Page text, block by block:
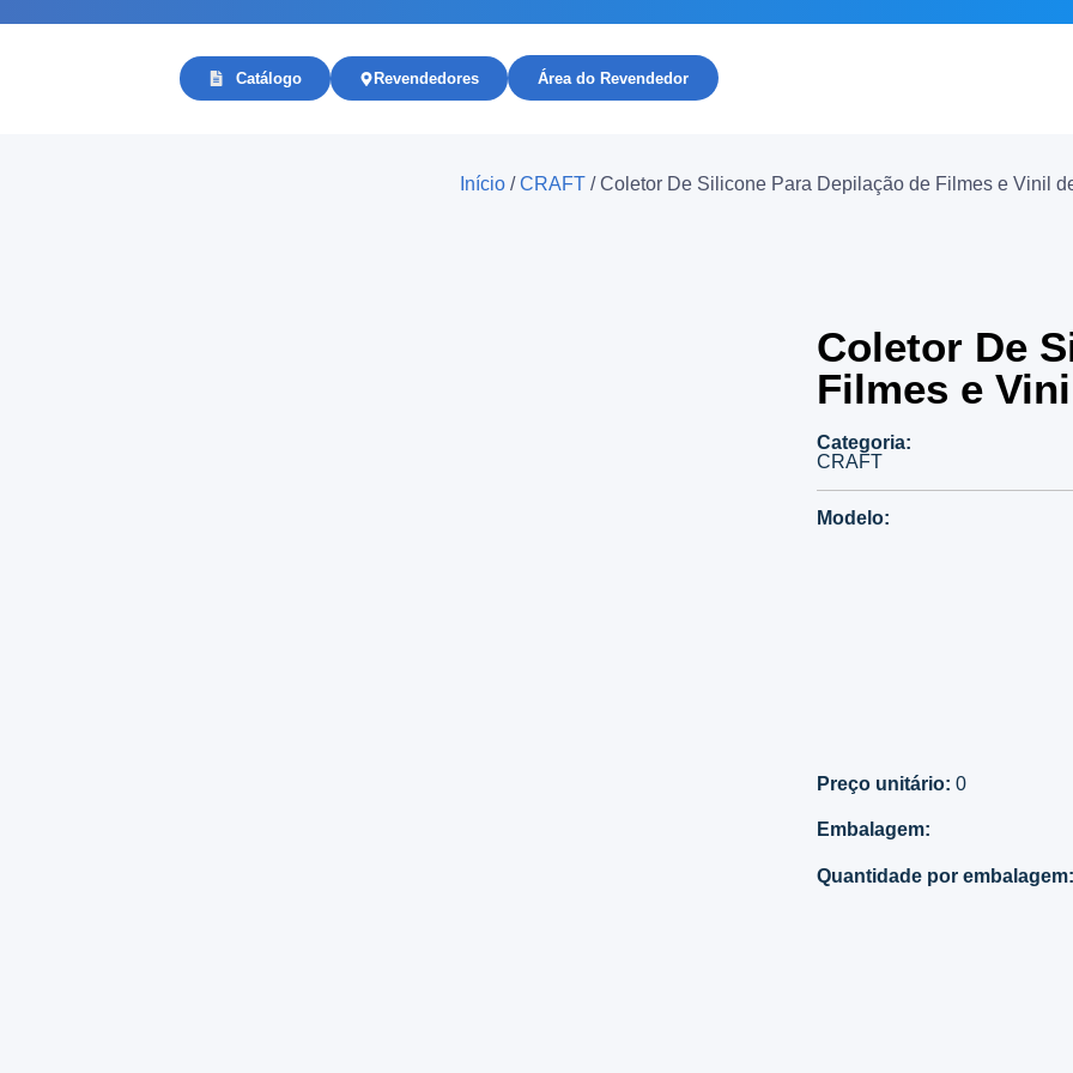
Catálogo Revendedores Área do Revendedor
Início /CRAFT / Coletor De Silicone Para Depilação de Filmes e Vinil
Coletor De
Filmes e
Categoria:
CRAFT
Modelo:
Preço unitário: 0
Embalagem:
Quantidade por embalagem: